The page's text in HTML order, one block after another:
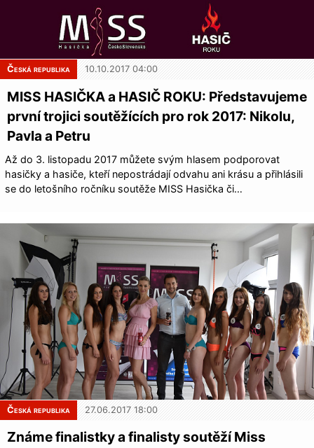
Česká republika 10.10.2017 04:00
MISS HASIČKA a HASIČ ROKU: Představujeme
první trojici soutěžících pro rok 2017: Nikolu,
Pavla a Petru
Až do 3. listopadu 2017 můžete svým hlasem podporovat
hasičky a hasiče, kteří nepostrádají odvahu ani krásu a přihlásili
se do letošního ročníku soutěže MISS Hasička či…
Česká republika 27.06.2017 18:00
Známe finalistky a finalisty soutěží Miss